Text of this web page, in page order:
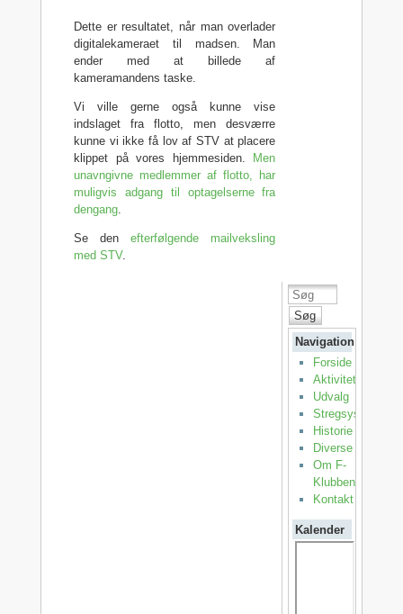
Dette er resultatet, når man overlader
digitalekameraet til madsen. Man
ender med at billede af
kameramandens taske.
Vi ville gerne også kunne vise
indslaget fra flotto, men desværre
kunne vi ikke få lov af STV at placere
klippet på vores hjemmesiden. Men
unavngivne medlemmer af flotto, har
muligvis adgang til optagelserne fra
dengang
Se denefterfølgende mailveksling
med STV.
Søg
Navigation
Forside
Aktiviteter
Udvalg
Stregsystemet
Historie
Diverse
Om F-
Klubben
Kontakt
Kalender